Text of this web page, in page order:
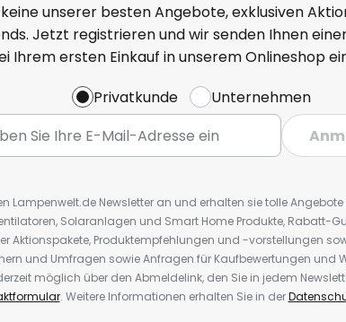
unserer besten Angebote, exklusiven
Jetzt registrieren und wir senden Ihnen
Ihrem ersten Einkauf in unserem Onlineshop
Privatkunde
Unternehmen
Lampenwelt.de Newsletter an und erhalten sie tolle
Solaranlagen und Smart Home Produkte, Rabatt-
Aktionspakete, Produktempfehlungen und -vorstellungen
und Umfragen sowie Anfragen für Kaufbewertungen und
möglich über den Abmeldelink, den Sie in jedem
. Weitere Informationen erhalten Sie in der